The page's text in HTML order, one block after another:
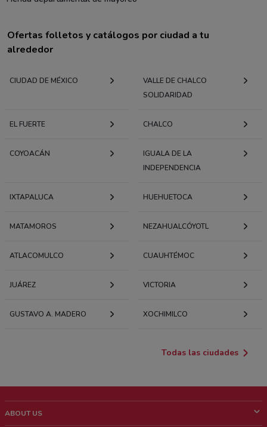
Ofertas folletos y catálogos por ciudad a tu
alrededor
CIUDAD DE MÉXICO
VALLE DE CHALCO
SOLIDARIDAD
EL FUERTE CHALCO
COYOACÁN
IGUALA DE LA
INDEPENDENCIA
IXTAPALUCA HUEHUETOCA
MATAMOROS NEZAHUALCÓYOTL
ATLACOMULCO CUAUHTÉMOC
JUÁREZ VICTORIA
GUSTAVO A. MADERO XOCHIMILCO
Todas las ciudades
ABOUT US